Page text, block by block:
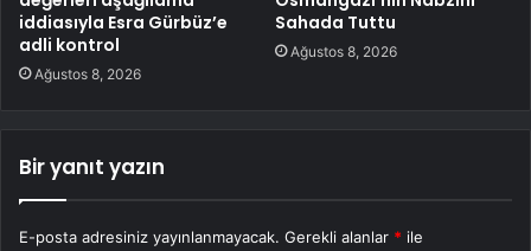
iddiasıyla Esra Gürbüz’e
adli kontrol
Ağustos 8, 2026
Sahada Tuttu
Ağustos 8, 2026
Bir yanıt yazın
E-posta adresiniz yayınlanmayacak. Gerekli alanlar * ile